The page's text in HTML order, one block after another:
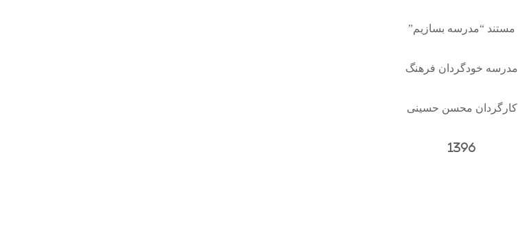
مستند “مدرسه بسازیم”
مدرسه خودگردان فرهنگ
کارگردان محسن حسینی
1396